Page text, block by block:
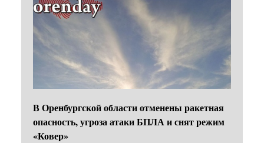
В Оренбургской области отменены ракетная
опасность, угроза атаки БПЛА и снят режим
«Ковер»